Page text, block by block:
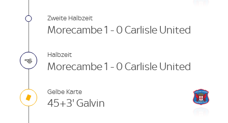
Zweite Halbzeit
Morecambe 1 - 0 Carlisle United
Halbzeit
Morecambe 1 - 0 Carlisle United
Gelbe Karte
45+3' Galvin